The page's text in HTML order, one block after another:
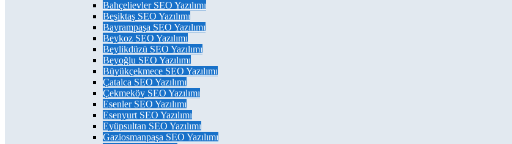
Bahçelievler SEO Yazılımı
Beşiktaş SEO Yazılımı
Bayrampaşa SEO Yazılımı
Beykoz SEO Yazılımı
Beylikdüzü SEO Yazılımı
Beyoğlu SEO Yazılımı
Büyükçekmece SEO Yazılımı
Çatalca SEO Yazılımı
Çekmeköy SEO Yazılımı
Esenler SEO Yazılımı
Esenyurt SEO Yazılımı
Eyüpsultan SEO Yazılımı
Gaziosmanpaşa SEO Yazılımı